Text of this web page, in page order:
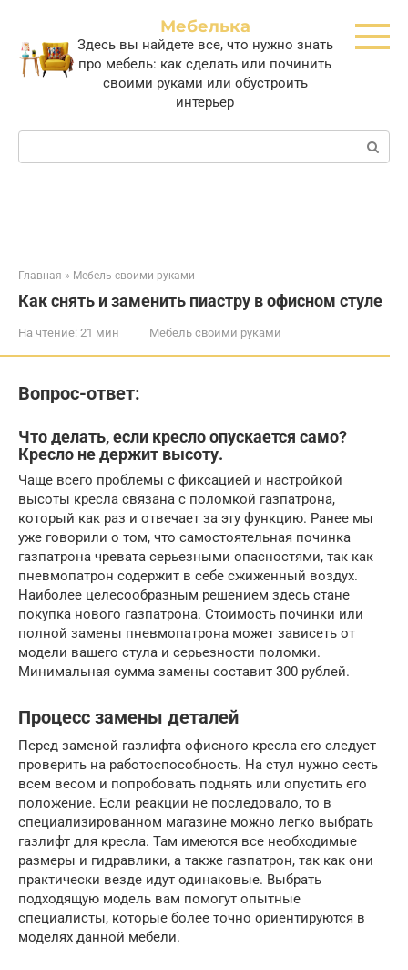
контенту
Мебелька
Здесь вы найдете все, что нужно знать
про мебель: как сделать или починить
своими руками или обустроить
интерьер
Поиск:
Главная » Мебель своими руками
Как снять и заменить пиастру в офисном стуле
На чтение: 21 мин Мебель своими руками
Вопрос-ответ:
Что делать, если кресло опускается само?
Кресло не держит высоту.
Чаще всего проблемы с фиксацией и настройкой
высоты кресла связана с поломкой газпатрона,
который как раз и отвечает за эту функцию. Ранее мы
уже говорили о том, что самостоятельная починка
газпатрона чревата серьезными опасностями, так как
пневмопатрон содержит в себе сжиженный воздух.
Наиболее целесообразным решением здесь стане
покупка нового газпатрона. Стоимость починки или
полной замены пневмопатрона может зависеть от
модели вашего стула и серьезности поломки.
Минимальная сумма замены составит 300 рублей.
Процесс замены деталей
Перед заменой газлифта офисного кресла его следует
проверить на работоспособность. На стул нужно сесть
всем весом и попробовать поднять или опустить его
положение. Если реакции не последовало, то в
специализированном магазине можно легко выбрать
газлифт для кресла. Там имеются все необходимые
размеры и гидравлики, а также газпатрон, так как они
практически везде идут одинаковые. Выбрать
подходящую модель вам помогут опытные
специалисты, которые более точно ориентируются в
моделях данной мебели.